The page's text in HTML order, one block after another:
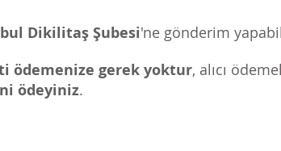
Dikilitaş Şubesi'ne gönderim
ödemenize gerek yoktur, alıcı
ödeyiniz.